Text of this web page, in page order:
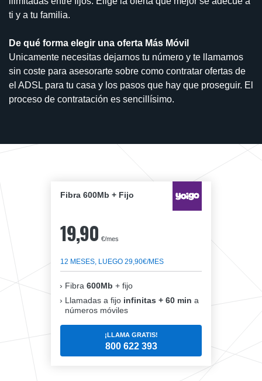
ti y a tu familia.
De qué forma elegir una oferta Más Móvil
Unicamente necesitas dejarnos tu número y te llamamos
sin coste para asesorarte sobre como contratar ofertas de
el ADSL para tu casa y los pasos que hay que proseguir. El
proceso de contratación es sencillísimo.
Fibra 600Mb + Fijo
19,90 €/mes
12 MESES, LUEGO 29,90€/MES
Fibra 600Mb + fijo
Llamadas a fijo infinitas + 60 min a
números móviles
¡LLAMA GRATIS!
800 622 393